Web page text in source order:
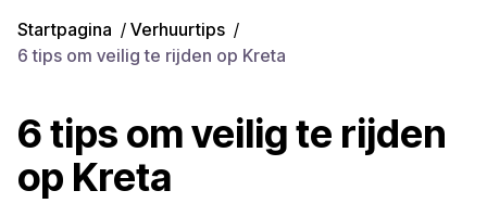
Startpagina / Verhuurtips /
6 tips om veilig te rijden op Kreta
6 tips om veilig te rijden
op Kreta